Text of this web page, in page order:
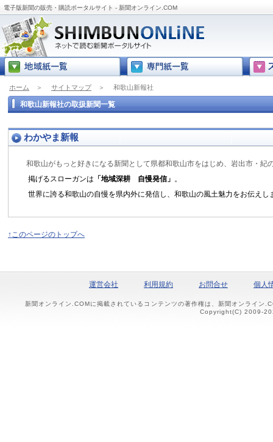
電子版新聞の販売・購読ポータルサイト - 新聞オンライン.COM
ホーム ＞ サイトマップ＞ 和歌山新報社
和歌山新報社の取扱新聞一覧
わかやま新報
和歌山がもっと好きになる新聞として県都和歌山市をはじめ、岩出市・
掲げるスローガンは 「地域深耕 自慢発信」 。
世界に誇る和歌山の自慢を県内外に発信し、和歌山の風土魅力をお伝えし
↑このページのトップへ
運営会社 利用規約 お問合せ 個人
新聞オンライン.COMに掲載されているコンテンツの著作権は、新聞オンライン
Copyright(C) 2009-